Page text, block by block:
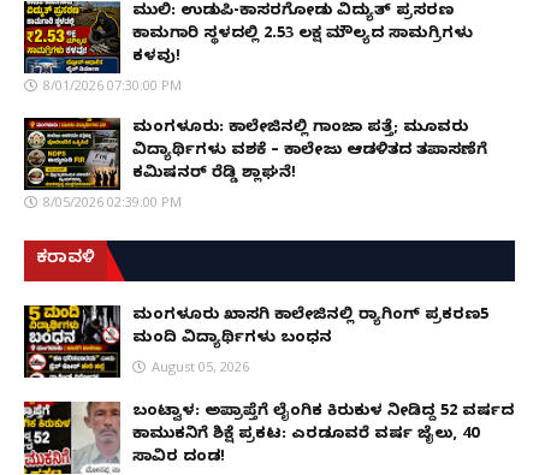
ಮುಲ್ಕಿ: ಉಡುಪಿ-ಕಾಸರಗೋಡು ವಿದ್ಯುತ್ ಪ್ರಸರಣ
ಕಾಮಗಾರಿ ಸ್ಥಳದಲ್ಲಿ ₹2.53 ಲಕ್ಷ ಮೌಲ್ಯದ ಸಾಮಗ್ರಿಗಳು
ಕಳವು!
8/01/2026 07:30:00 PM
ಮಂಗಳೂರು: ಕಾಲೇಜಿನಲ್ಲಿ ಗಾಂಜಾ ಪತ್ತೆ; ಮೂವರು
ವಿದ್ಯಾರ್ಥಿಗಳು ವಶಕ್ಕೆ – ಕಾಲೇಜು ಆಡಳಿತದ ತಪಾಸಣೆಗೆ
ಕಮಿಷನರ್ ರೆಡ್ಡಿ ಶ್ಲಾಘನೆ!
8/05/2026 02:39:00 PM
ಕರಾವಳಿ
ಮಂಗಳೂರು ಖಾಸಗಿ ಕಾಲೇಜಿನಲ್ಲಿ ರ‌್ಯಾಗಿಂಗ್ ಪ್ರಕರಣ5
ಮಂದಿ ವಿದ್ಯಾರ್ಥಿಗಳು ಬಂಧನ
August 05, 2026
ಬಂಟ್ವಾಳ: ಅಪ್ರಾಪ್ತೆಗೆ ಲೈಂಗಿಕ ಕಿರುಕುಳ ನೀಡಿದ್ದ 52 ವರ್ಷದ
ಕಾಮುಕನಿಗೆ ಶಿಕ್ಷೆ ಪ್ರಕಟ: ಎರಡೂವರೆ ವರ್ಷ ಜೈಲು, ₹40
ಸಾವಿರ ದಂಡ!